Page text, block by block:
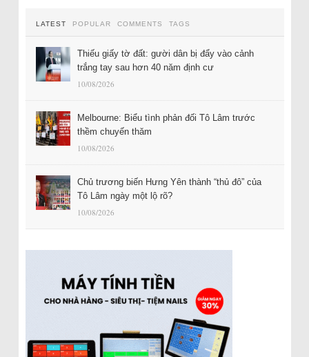
LATEST POPULAR COMMENTS TAGS
Thiếu giấy tờ đất: gười dân bị đẩy vào cảnh
trắng tay sau hơn 40 năm định cư
10/08/2026
Melbourne: Biểu tình phản đối Tô Lâm trước
thềm chuyến thăm
10/08/2026
Chủ trương biến Hưng Yên thành “thủ đô” của
Tô Lâm ngày một lộ rõ?
10/08/2026